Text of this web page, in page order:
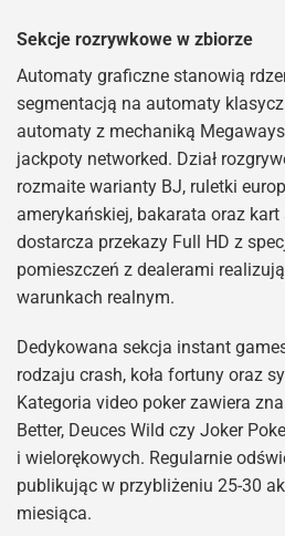
Sekcje rozrywkowe w zbiorze
Automaty graficzne stanowią
segmentacją na automaty
automaty z mechaniką
jackpoty networked. Dział
rozmaite warianty BJ, ruletki
amerykańskiej, bakarata oraz
dostarcza przekazy Full HD z
pomieszczeń z dealerami
warunkach realnym.
Dedykowana sekcja instant
rodzaju crash, koła fortuny oraz
Kategoria video poker zawiera
Better, Deuces Wild czy Joker
i wielorękowych. Regularnie
publikując w przybliżeniu 25-30
miesiąca.